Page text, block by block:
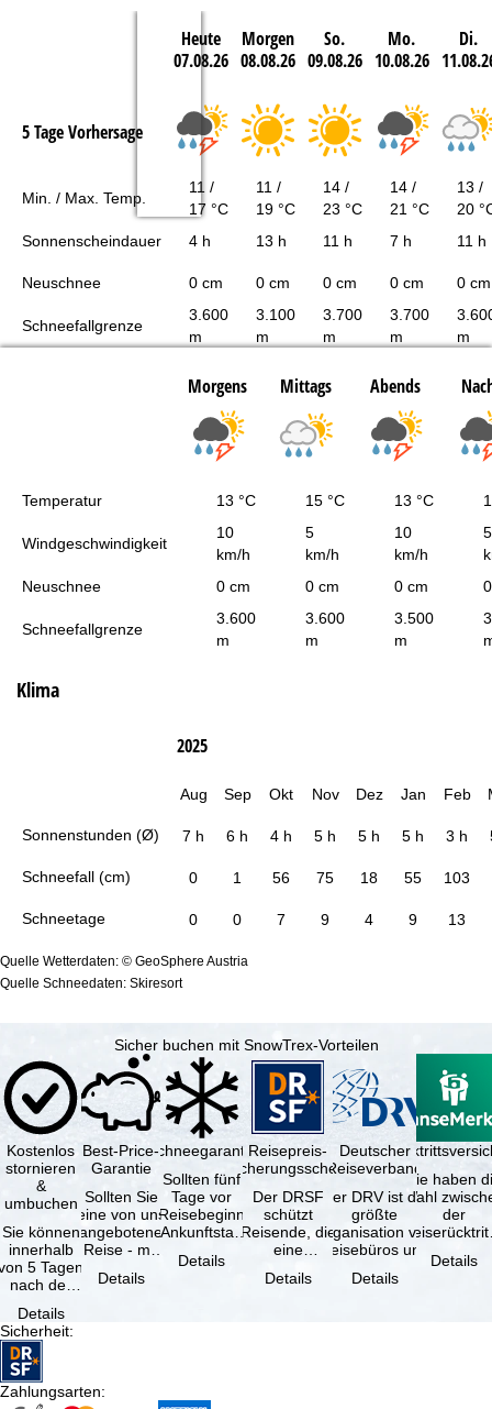
Heute
07.08.26
Morgen
08.08.26
So.
09.08.26
Mo.
10.08.26
Di.
5 Tage Vorhersage
Min. / Max. Temp.
11 /
17 °C
11 /
19 °C
14 /
23 °C
14 /
21 °C
13 /
20
Sonnenscheindauer
4 h 13 h 11 h 7 h 11 h
Neuschnee 0 cm 0 cm 0 cm 0 cm 0 cm
Schneefallgrenze
3.600
m
3.100
m
3.700
m
3.700
m
m
Morgens Mittags Abends
Temperatur 13 °C 15 °C 13 °C
Windgeschwindigkeit
10
km/h
5
km/h
10
km/h
5
Neuschnee
0 cm 0 cm 0 cm
Schneefallgrenze
3.600
m
3.600
m
3.500
m
Klima
Sonnenstunden (Ø)
Schneefall (cm)
Schneetage
2025
Aug Sep Okt Nov Dez Jan Feb
7 h 6 h 4 h 5 h 5 h 5 h 3 h
0 1 56 75 18 55 103
0 0 7 9 4 9 13
Quelle Wetterdaten: © GeoSphere Austria
Quelle Schneedaten: Skiresort
Sicher buchen mit SnowTrex-Vorteilen
Kostenlos
stornieren
&
umbuchen
Sie können
innerhalb
5 Tagen
nach der
kostenfrei
…
Details
Best-Price-
Garantie
Sollten Sie
eine von uns
angebotene
Reise - mit
Verfügbarkeit
Details
Schneegarantie
Sollten fünf
Tage vor
Reisebeginn
(Ankunftstag)
Schneemangel
Details
Reisepreis-
Sicherungsschein
Der DRSF
schützt
Reisende, die
eine
oder
Details
Deutscher
Reiseverband
Der DRV ist die
größte
Organisation von
Reisebüros und
Reiseveranstaltern
in …
Details
Sie haben
Wahl
der
(inklusive
Details
Sicherheit:
Zahlungsarten: